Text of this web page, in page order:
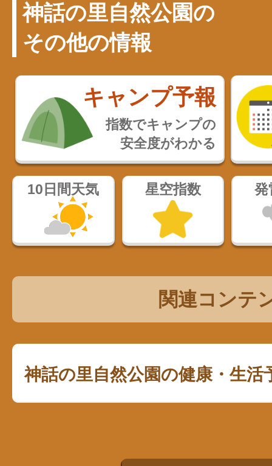
神話の里自然公園の
その他の情報
キャンプ予報
指数でキャンプの
安全度がわかる
10日間天気 星空指数 発
関連コンテ
神話の里自然公園の健康・生活